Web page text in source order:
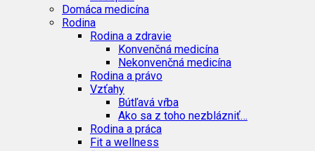
Domáca medicína
Rodina
Rodina a zdravie
Konvenčná medicína
Nekonvenčná medicína
Rodina a právo
Vzťahy
Bútľavá vŕba
Ako sa z toho nezblázniť…
Rodina a práca
Fit a wellness